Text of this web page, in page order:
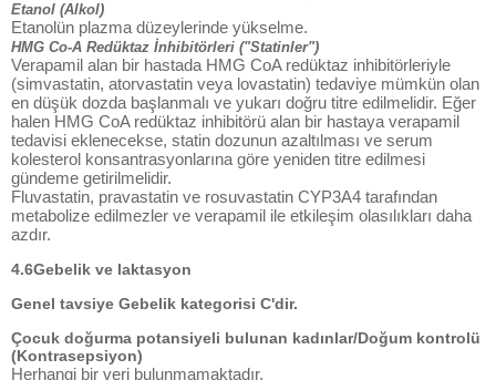
Etanol (Alkol)
Etanolün plazma düzeylerinde yükselme.
HMG Co-A Redüktaz İnhibitörleri ("Statinler")
Verapamil alan bir hastada HMG CoA redüktaz inhibitörleriyle
(simvastatin, atorvastatin veya lovastatin) tedaviye mümkün olan
en düşük dozda başlanmalı ve yukarı doğru titre edilmelidir. Eğer
halen HMG CoA redüktaz inhibitörü alan bir hastaya verapamil
tedavisi eklenecekse, statin dozunun azaltılması ve serum
kolesterol konsantrasyonlarına göre yeniden titre edilmesi
gündeme getirilmelidir.
Fluvastatin, pravastatin ve rosuvastatin CYP3A4 tarafından
metabolize edilmezler ve verapamil ile etkileşim olasılıkları daha
azdır.
4.6Gebelik ve laktasyon
Genel tavsiye Gebelik kategorisi C'dir.
Çocuk doğurma potansiyeli bulunan kadınlar/Doğum kontrolü
(Kontrasepsiyon)
Herhangi bir veri bulunmamaktadır.